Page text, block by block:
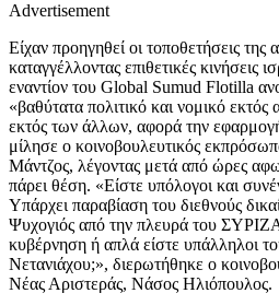
Advertisement
Είχαν προηγηθεί οι τοποθετήσεις της
καταγγέλλοντας επιθετικές κινήσεις
εναντίον του Global Sumud Flotilla
«βαθύτατα πολιτικό και νομικό εκτός
εκτός των άλλων, αφορά την
μίλησε ο κοινοβουλευτικός
Μάντζος, λέγοντας μετά από ώρες
πάρει θέση. «Είστε υπόλογοι και
Υπάρχει παραβίαση του διεθνούς
Ψυχογιός από την πλευρά του
κυβέρνηση ή απλά είστε υπάλληλοι
Νετανιάχου;», διερωτήθηκε ο
Νέας Αριστεράς, Νάσος Ηλιόπουλος.